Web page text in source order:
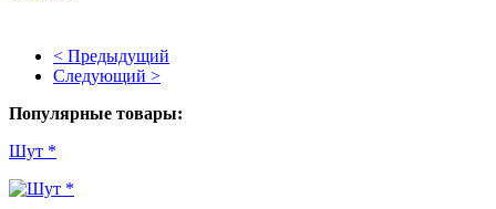
< Предыдущий
Следующий >
Популярные товары:
Шут *